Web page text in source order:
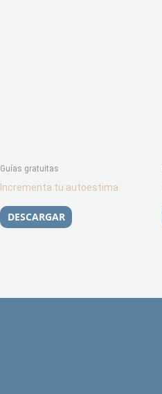
Guías gratuitas
Incrementa tu autoestima
DESCARGAR